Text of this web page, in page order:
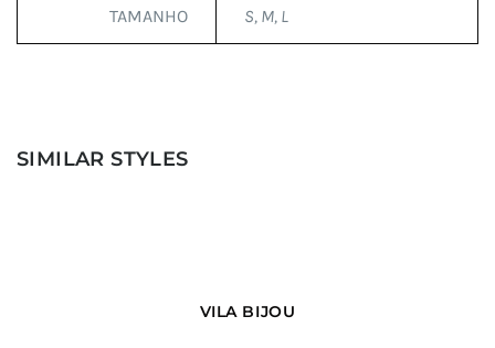
TAMANHO S, M, L
SIMILAR STYLES
VILA BIJOU